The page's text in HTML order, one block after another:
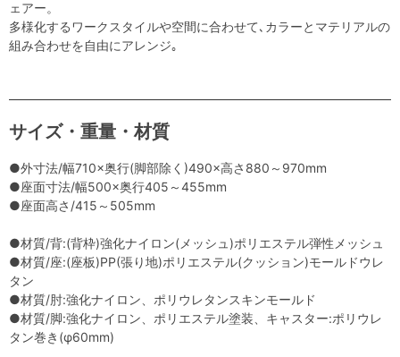
ェアー。
多様化するワークスタイルや空間に合わせて､カラーとマテリアルの
組み合わせを自由にアレンジ｡
サイズ・重量・材質
●外寸法/幅710×奥行(脚部除く)490×高さ880～970mm
●座面寸法/幅500×奥行405～455mm
●座面高さ/415～505mm
●材質/背:(背枠)強化ナイロン(メッシュ)ポリエステル弾性メッシュ
●材質/座:(座板)PP(張り地)ポリエステル(クッション)モールドウレ
タン
●材質/肘:強化ナイロン、ポリウレタンスキンモールド
●材質/脚:強化ナイロン、ポリエステル塗装、キャスター:ポリウレ
タン巻き(φ60mm)